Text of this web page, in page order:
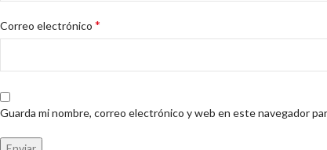
Correo electrónico *
Guarda mi nombre, correo electrónico y web en este navegador